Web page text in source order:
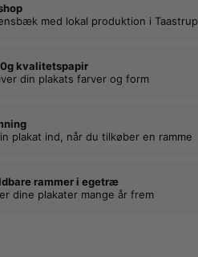
med lokal produktion i Taastrup
kvalitetspapir
din plakats farver og form
plakat ind, når du tilkøber en ramme
rammer i egetræ
dine plakater mange år frem